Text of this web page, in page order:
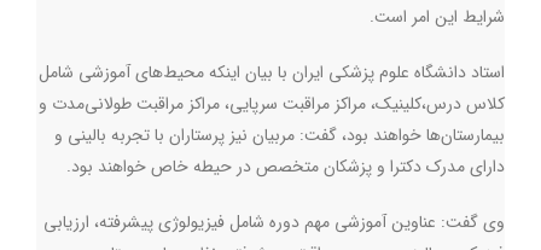
شرایط این امر است.
استاد دانشگاه علوم پزشکی ایران با بیان اینکه محیط‌های آموزشی شامل
کلاس درس،کلینیک، مراکز مراقبت سرپایی، مراکز مراقبت طولانی‌مدت و
بیمارستان‌ها خواهند بود، گفت: مربیان نیز پرستاران با تجربه بالینی و
دارای مدرک دکترا و پزشکان متخصص در حیطه خاص خواهند بود‌.
وی گفت: عناوین آموزشی مهم دوره شامل فیزیولوژی پیشرفته، ارزیابی